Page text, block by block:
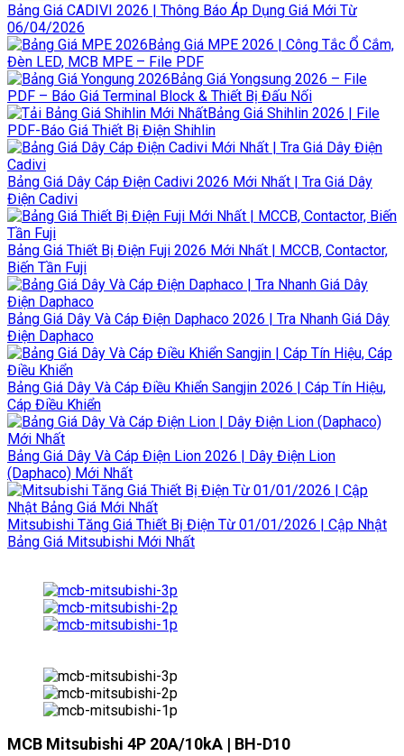
Bảng Giá CADIVI 2026 | Thông Báo Áp Dụng Giá Mới Từ
06/04/2026
Bảng Giá MPE 2026 | Công Tắc Ổ Cắm,
Đèn LED, MCB MPE – File PDF
Bảng Giá Yongsung 2026 – File
PDF – Báo Giá Terminal Block & Thiết Bị Đấu Nối
Bảng Giá Shihlin 2026 | File
PDF-Báo Giá Thiết Bị Điện Shihlin
Bảng Giá Dây Cáp Điện Cadivi 2026 Mới Nhất | Tra Giá Dây
Điện Cadivi
Bảng Giá Thiết Bị Điện Fuji 2026 Mới Nhất | MCCB, Contactor,
Biến Tần Fuji
Bảng Giá Dây Và Cáp Điện Daphaco 2026 | Tra Nhanh Giá Dây
Điện Daphaco
Bảng Giá Dây Và Cáp Điều Khiển Sangjin 2026 | Cáp Tín Hiệu,
Cáp Điều Khiển
Bảng Giá Dây Và Cáp Điện Lion 2026 | Dây Điện Lion
(Daphaco) Mới Nhất
Mitsubishi Tăng Giá Thiết Bị Điện Từ 01/01/2026 | Cập Nhật
Bảng Giá Mitsubishi Mới Nhất
MCB Mitsubishi 4P 20A/10kA | BH-D10